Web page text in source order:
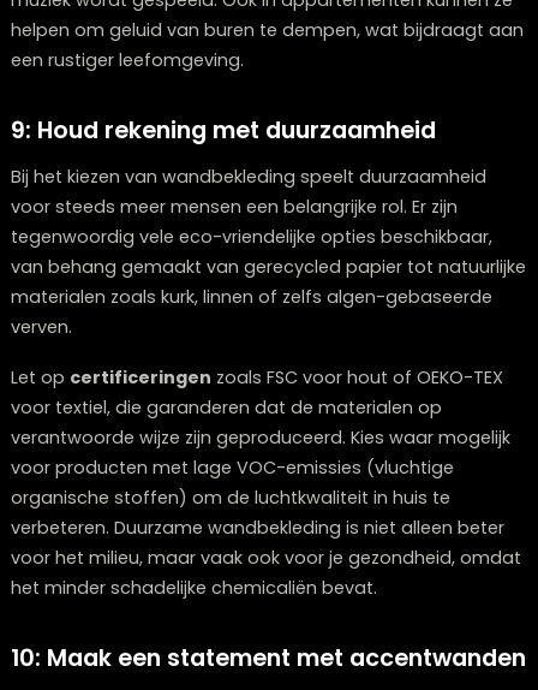
Plan een stijlconsult
8: De akoestische eigenschappen
overwegen
Een vaak vergeten aspect van wandbekleding is de
op de akoestiek van een ruimte. Harde, gladde
oppervlakken zoals geschilderde muren of tegels
tot echo en galm. Zachte, poreuze materialen
daarentegen absorberen geluid en kunnen een ruimte
akoestisch aangenamer maken.
Als je last hebt van geluidsoverlast of een ruimte
akoestisch uitdagend is, overweeg dan
geluidsabsorberende wandbekledingen
ideaal voor thuiskantoren, mediakamers of ruimtes